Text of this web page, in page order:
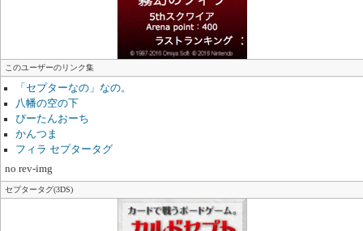
このユーザーのリンク集
「セプターなの」なの。
八幡の空の下
ぴーたんおーち
かんつま
フィラ セプタータグ
no rev-img
セプタータグ(3DS)